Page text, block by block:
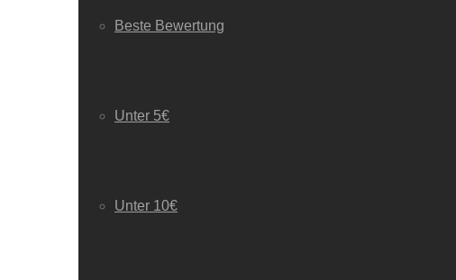
Beste Bewertung
Unter 5€
Unter 10€